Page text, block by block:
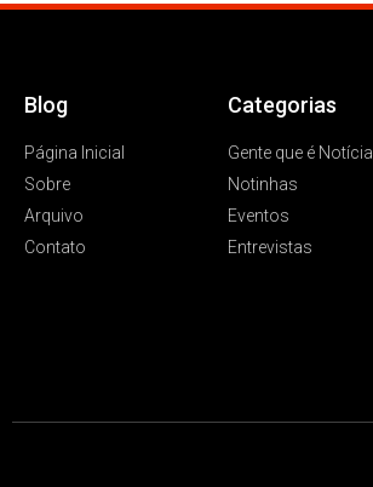
Blog
Página Inicial
Sobre
Arquivo
Contato
Categorias
Gente que é Notícia
Notinhas
Eventos
Entrevistas